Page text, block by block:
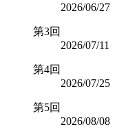
2026/06/27
第3回
2026/07/11
第4回
2026/07/25
第5回
2026/08/08